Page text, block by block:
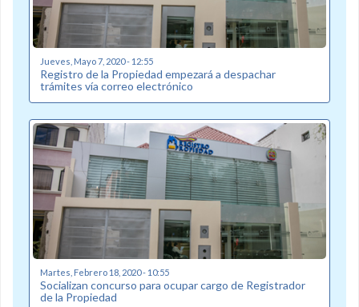
Jueves, Mayo 7, 2020 - 12:55
Registro de la Propiedad empezará a despachar
trámites vía correo electrónico
Martes, Febrero 18, 2020 - 10:55
Socializan concurso para ocupar cargo de Registrador
de la Propiedad